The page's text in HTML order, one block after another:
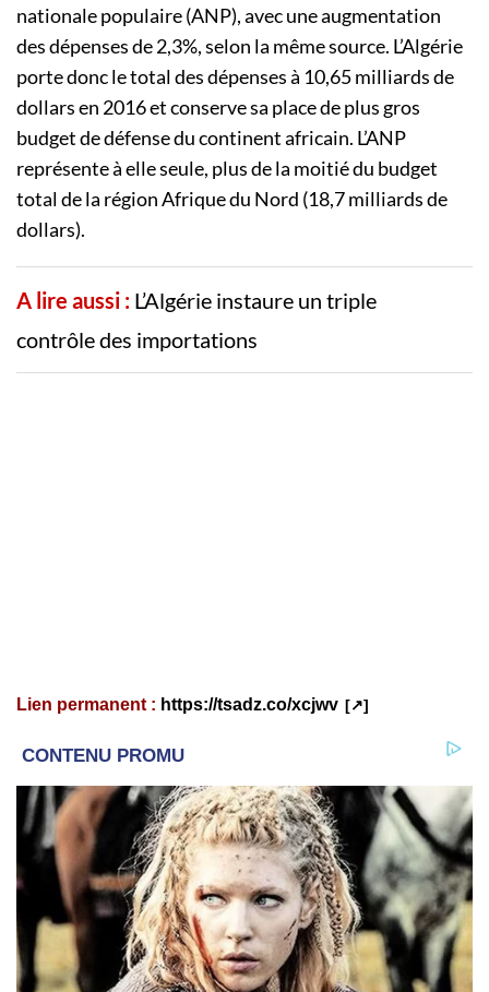
nationale populaire (ANP), avec une augmentation
des dépenses de 2,3%, selon la même source. L’Algérie
porte donc le total des dépenses à 10,65 milliards de
dollars en 2016 et conserve sa place de plus gros
budget de défense du continent africain. L’ANP
représente à elle seule, plus de la moitié du budget
total de la région Afrique du Nord (18,7 milliards de
dollars).
A lire aussi : L’Algérie instaure un triple
contrôle des importations
Lien permanent : https://tsadz.co/xcjwv